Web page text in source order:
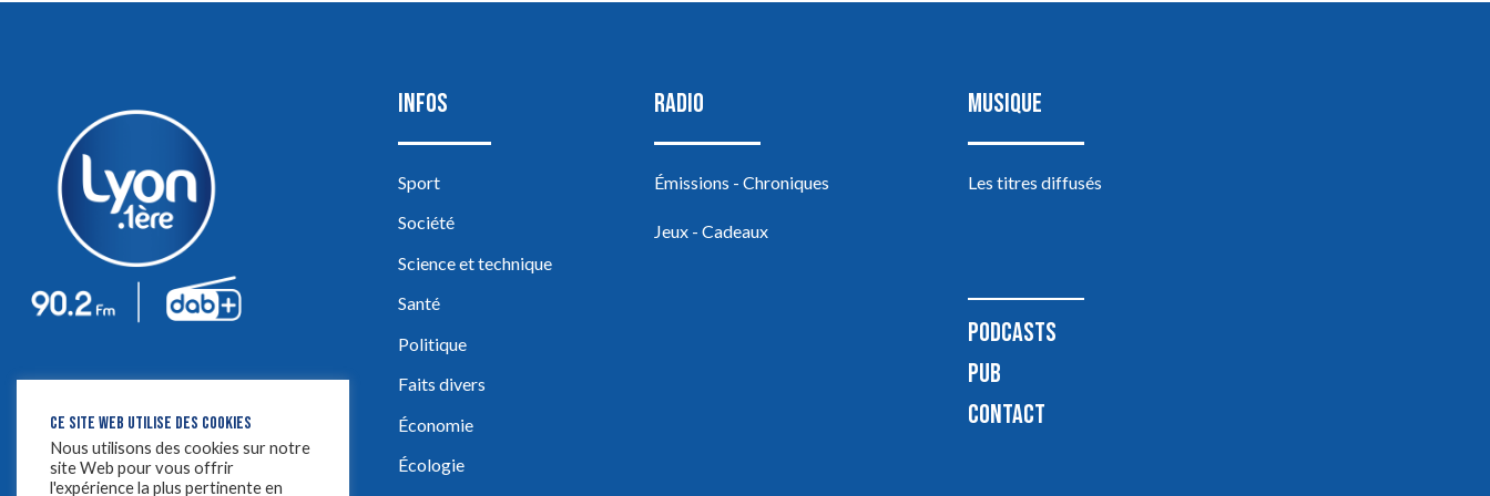
INFOS
Sport
Société
Science et technique
Santé
Politique
Faits divers
Économie
Écologie
RADIO
Émissions - Chroniques
Jeux - Cadeaux
MUSIQUE
Les titres diffusés
PODCASTS
PUB
CONTACT
CE SITE WEB UTILISE DES COOKIES
Nous utilisons des cookies sur notre
site Web pour vous offrir
l'expérience la plus pertinente en